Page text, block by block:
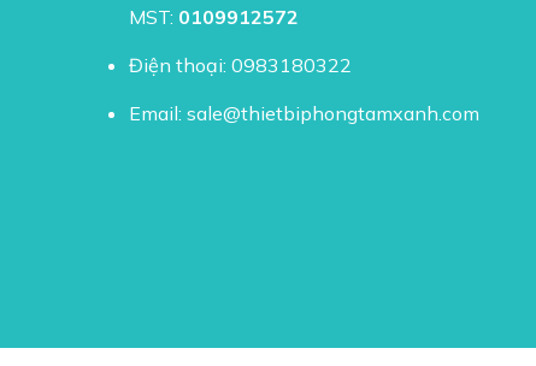
MST: 0109912572
Điện thoại: 0983180322
Email: sale@thietbiphongtamxanh.com